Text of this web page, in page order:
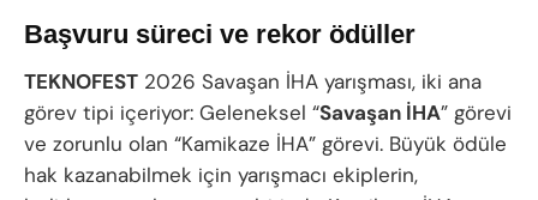
Başvuru süreci ve rekor ödüller
TEKNOFEST 2026 Savaşan İHA yarışması, iki ana
görev tipi içeriyor: Geleneksel “Savaşan İHA” görevi
ve zorunlu olan “Kamikaze İHA” görevi. Büyük ödüle
hak kazanabilmek için yarışmacı ekiplerin,